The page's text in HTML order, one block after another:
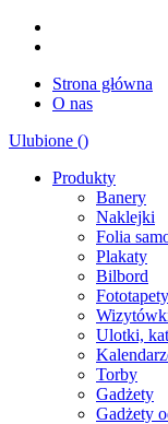
Strona główna
O nas
Ulubione ()
Produkty
Banery
Naklejki
Folia
Plakaty
Bilbord
Fototapety
Ulotki,
Torby
Gadżety
Gadżety